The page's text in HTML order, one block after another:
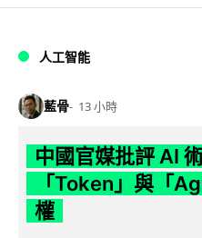
人工智能
藍骨 13 小時
中國官媒批評 AI
「Token」與「
權